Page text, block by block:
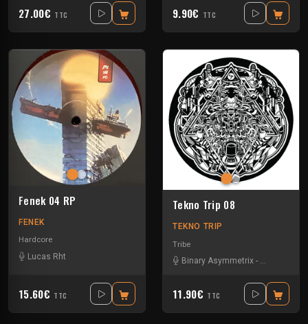
27.00€ TTC 9.90€ TTC
Fenek 04 RP
FENEK
Hardcore
Lucas Rht
15.60€ TTC
Tekno Trip 08
TEKNO TRIP
Tribe
Binary Asymmetrix - Instru
11.90€ TTC